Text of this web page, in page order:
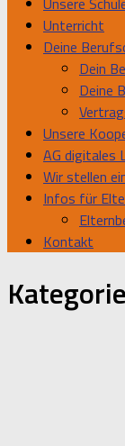
Unterricht
Deine
Dein
Deine
Unsere
AG digitales
Wir stellen
Infos für
Kontakt